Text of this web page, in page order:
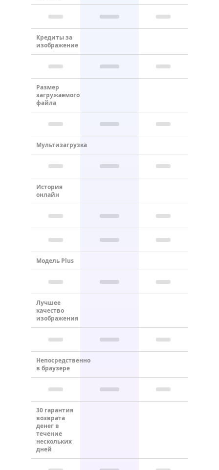
Кредиты за
изображение
Размер
загружаемого
файла
Мультизагрузка
История
онлайн
Модель Plus
Лучшее
качество
изображения
Непосредственно
в браузере
30 гарантия
возврата
денег в
течение
нескольких
дней